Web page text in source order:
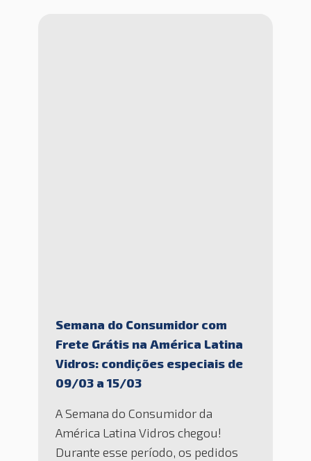
Semana do Consumidor com
Frete Grátis na América Latina
Vidros: condições especiais de
09/03 a 15/03
A Semana do Consumidor da
América Latina Vidros chegou!
Durante esse período, os pedidos